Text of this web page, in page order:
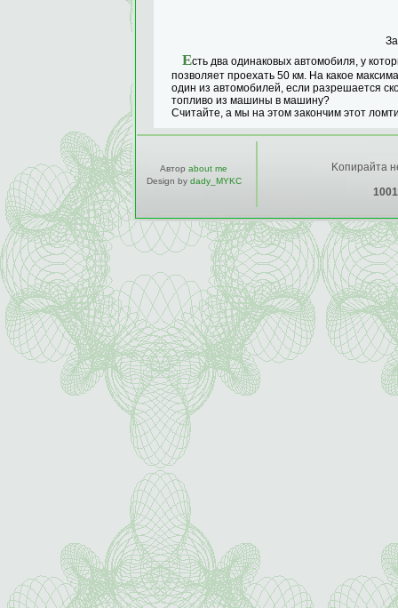
Есть два одинаковых автомобиля, у
позволяет проехать 50 км. На какое
один из автомобилей, если разрешается
топливо из машины в машину?
Считайте, а мы на этом закончим этот
Автор about me
Design by dady_MYKC
Kопирайта